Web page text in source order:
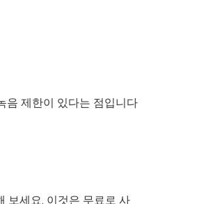
음 제한이 있다는 점입니다
보세요. 이것은 무료로 사